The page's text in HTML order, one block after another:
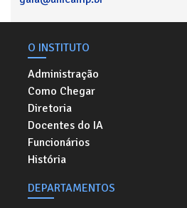
O INSTITUTO
Administração
Como Chegar
Diretoria
Docentes do IA
Funcionários
História
DEPARTAMENTOS